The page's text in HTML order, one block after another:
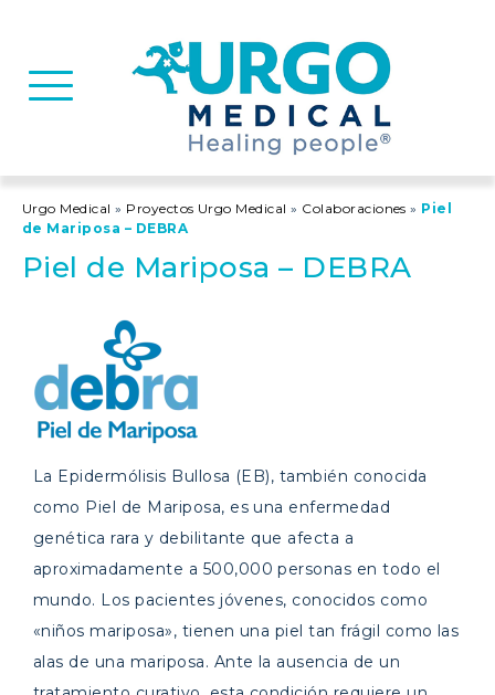
Basculer la navigation
Urgo Medical » Proyectos Urgo Medical » Colaboraciones » Piel
de Mariposa – DEBRA
Piel de Mariposa – DEBRA
La Epidermólisis Bullosa (EB), también conocida
como Piel de Mariposa, es una enfermedad
genética rara y debilitante que afecta a
aproximadamente a 500,000 personas en todo el
mundo. Los pacientes jóvenes, conocidos como
«niños mariposa», tienen una piel tan frágil como las
alas de una mariposa. Ante la ausencia de un